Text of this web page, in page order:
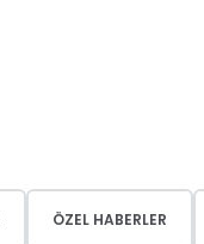
ÖZEL HABERLER